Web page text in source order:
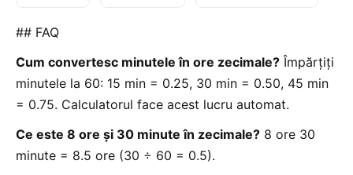
## FAQ
Cum convertesc minutele în ore zecimale? Împărțiți
minutele la 60: 15 min = 0.25, 30 min = 0.50, 45 min
= 0.75. Calculatorul face acest lucru automat.
Ce este 8 ore și 30 minute în zecimale? 8 ore 30
minute = 8.5 ore (30 ÷ 60 = 0.5).